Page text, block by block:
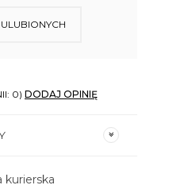
0) DODAJ OPINIĘ
kurierska